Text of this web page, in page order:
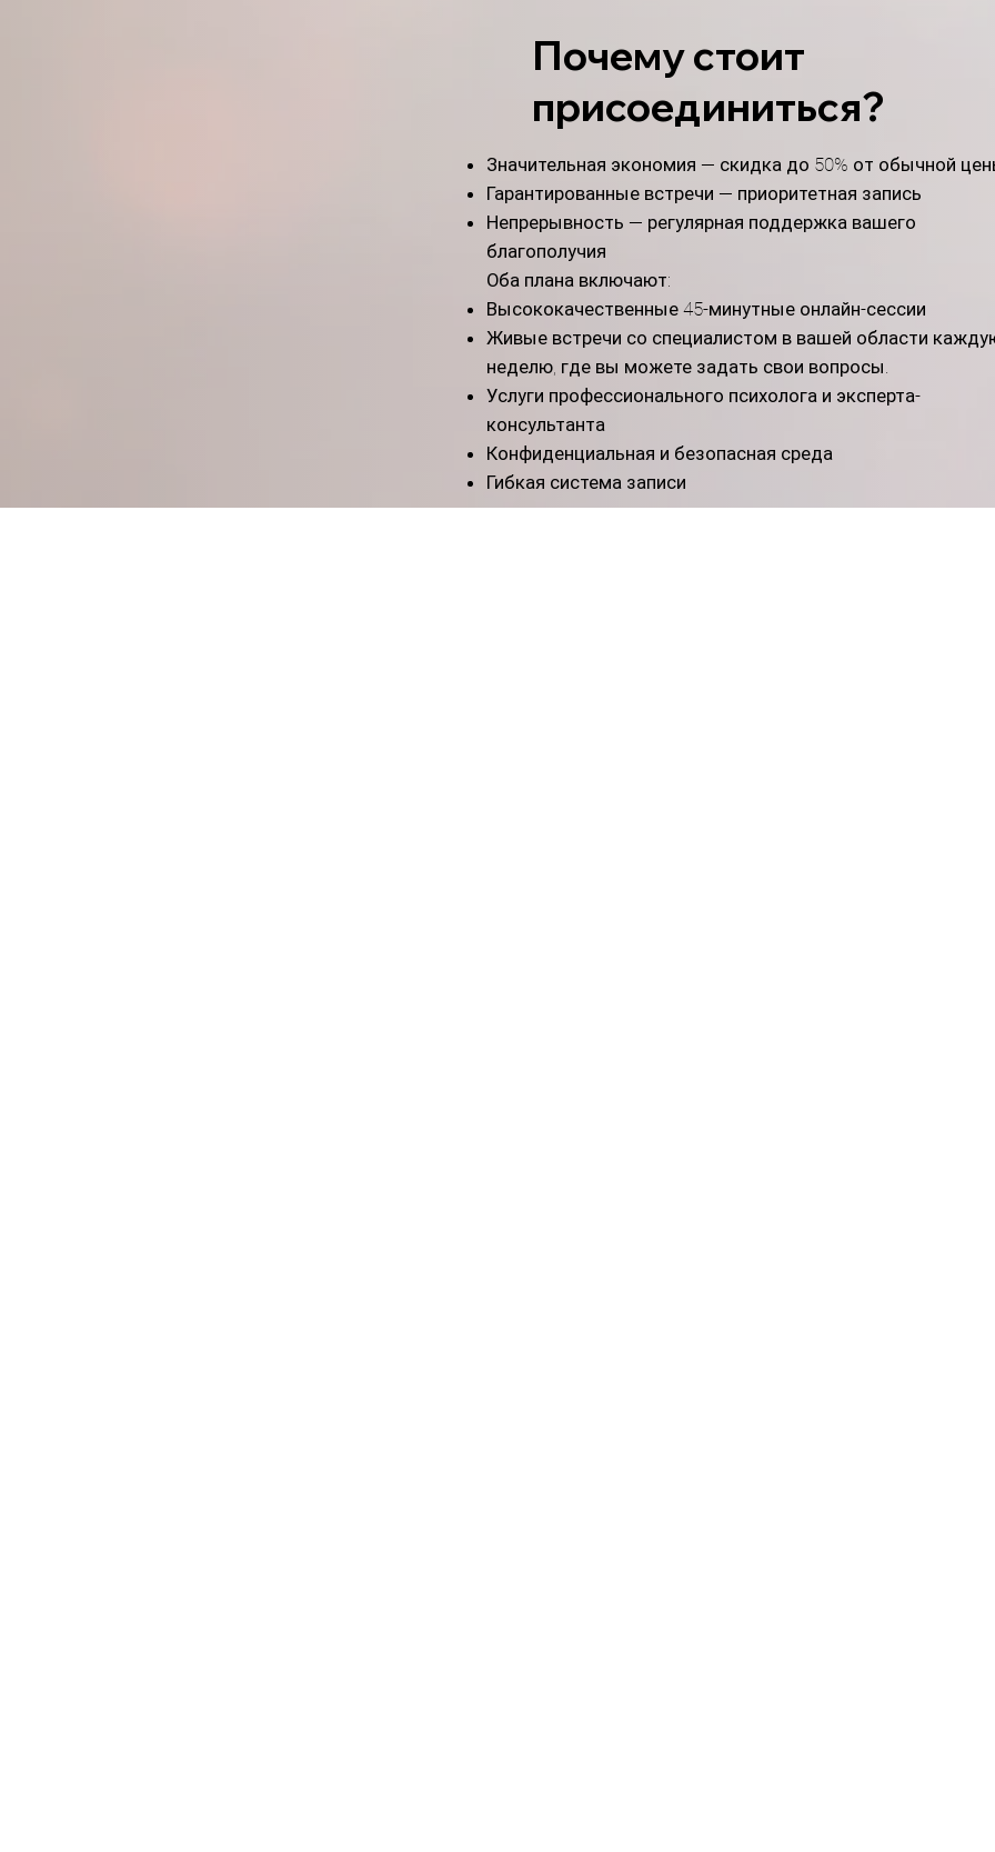
Почему стоит
присоединиться?
Значительная экономия — скидка до 50% от обычной
Гарантированные встречи — приоритетная запись
Непрерывность — регулярная поддержка вашего
благополучия
Оба плана включают:
Высококачественные 45-минутные онлайн-сессии
Живые встречи со специалистом в вашей области
неделю, где вы можете задать свои вопросы.
Услуги профессионального психолога и эксперта-
консультанта
Конфиденциальная и безопасная среда
Гибкая система записи